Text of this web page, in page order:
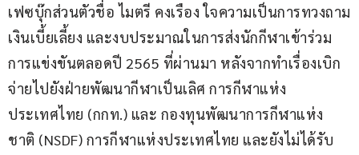
เฟซบุ๊กส่วนตัวชื่อ ไมตรี คงเรือง ใจความเป็นการทวงถาม
เงินเบี้ยเลี้ยง และงบประมาณในการส่งนักกีฬาเข้าร่วม
การแข่งขันตลอดปี 2565 ที่ผ่านมา หลังจากทำเรื่องเบิก
จ่ายไปยังฝ่ายพัฒนากีฬาเป็นเลิศ การกีฬาแห่ง
ประเทศไทย (กกท.) และ กองทุนพัฒนาการกีฬาแห่ง
ชาติ (NSDF) การกีฬาแห่งประเทศไทย และยังไม่ได้รับ